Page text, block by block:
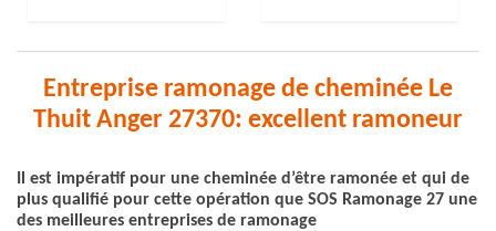
Entreprise ramonage de cheminée Le
Thuit Anger 27370: excellent ramoneur
Il est impératif pour une cheminée d’être ramonée et qui de
plus qualifié pour cette opération que SOS Ramonage 27 une
des meilleures entreprises de ramonage